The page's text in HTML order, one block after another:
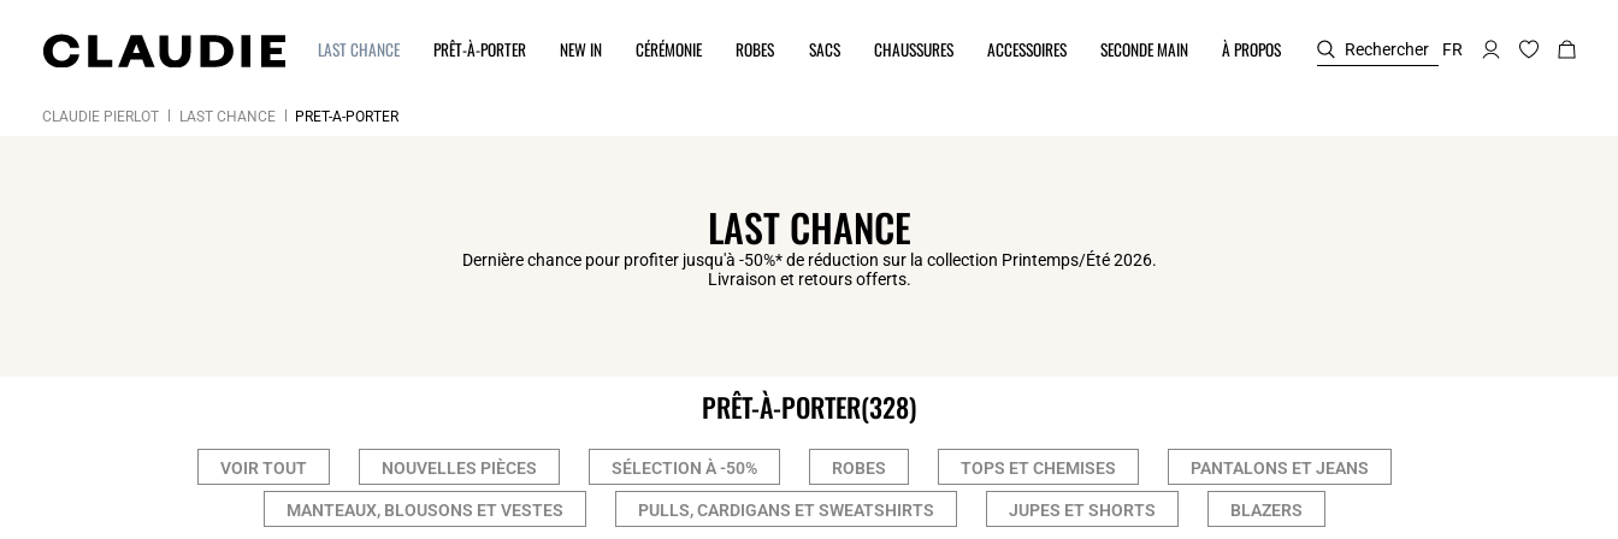
LAST CHANCE PRÊT-À-PORTER NEW IN CÉRÉMONIE ROBES SACS CHAUSSURES ACCESSOIRES SECONDE MAIN À PROPOS Rechercher FR
CLAUDIE PIERLOT LAST CHANCE PRÊT-À-PORTER
LAST CHANCE
Dernière chance pour profiter jusqu'à -50%* de réduction sur la collection Printemps/Été 2026.
Livraison et retours offerts.
PRÊT-À-PORTER(328)
VOIR TOUT NOUVELLES PIÈCES SÉLECTION À -50% ROBES TOPS ET CHEMISES PANTALONS ET JEANS
MANTEAUX, BLOUSONS ET VESTES PULLS, CARDIGANS ET SWEATSHIRTS JUPES ET SHORTS BLAZERS